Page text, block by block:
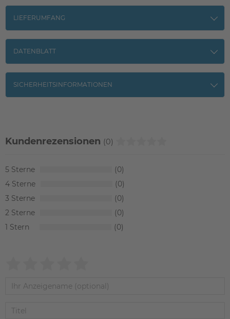
LIEFERUMFANG
DATENBLATT
SICHERHEITSINFORMATIONEN
Kundenrezensionen (0)
5
0
4
0
3
0
2
0
1
0